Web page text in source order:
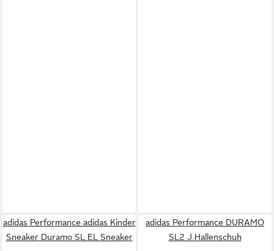
adidas Performance adidas Kinder
Sneaker Duramo SL EL Sneaker
adidas Performance DURAMO
SL2 J Hallenschuh